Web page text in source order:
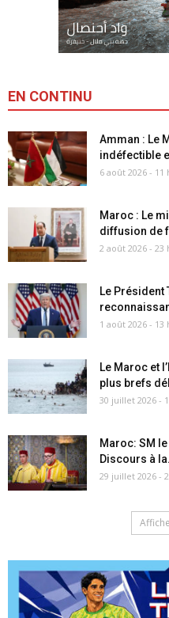
EN CONTINU
Amman : Le
indéfectible
6 août 2026 - 11
Maroc : Le
diffusion de
2 août 2026 - 23
Le Président
1 août 2026 - 13
Le Maroc et
plus brefs
30 juillet 2026 -
Maroc: SM
Discours à
29 juillet 2026 -